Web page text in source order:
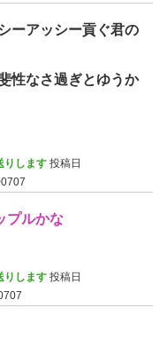
ーアッシー貢ぐ君の
性なさ過ぎとゆうか
りします 投稿日
プルかな
りします 投稿日